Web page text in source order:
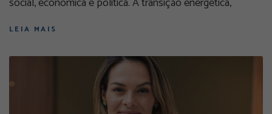
LEIA MAIS